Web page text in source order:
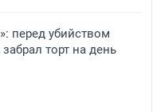
перед убийством
торт на день